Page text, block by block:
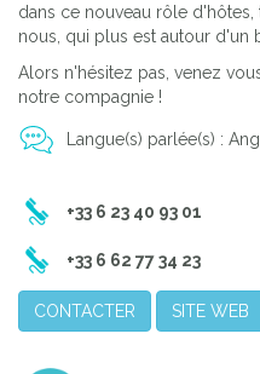
dans ce nouveau rôle
nous, qui plus est autour d'un
Alors n'hésitez pas, venez
notre compagnie !
Langue(s) parlée(s) :
+33 6 23 40 93 01
+33 6 62 77 34 23
CONTACTER SITE WEB